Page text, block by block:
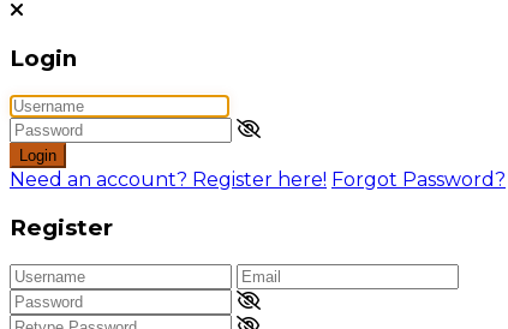
Login
Login
Need an account? Register here! Forgot Password?
Register